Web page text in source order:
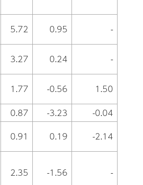
5.72 0.95
-
3.27 0.24
-
1.77 -0.56
1.50
0.87 -3.23
-0.04
0.91 0.19
-2.14
2.35 -1.56 -